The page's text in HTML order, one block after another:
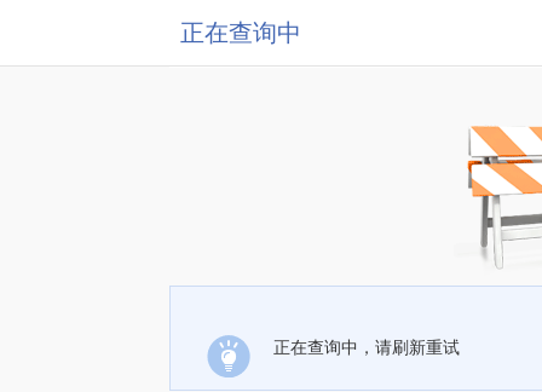
正在查询中
正在查询中，请刷新重试